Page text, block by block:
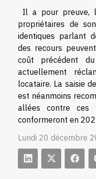
Il a pour preuve,
propriétaires de
identiques parlant
des recours
coût précédent
actuellement
locataire. La saisie
est néanmoins
allées contre ces
conformeront en
Lundi 20 décembre